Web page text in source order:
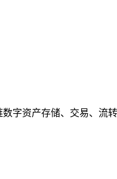
字资产存储、交易、流